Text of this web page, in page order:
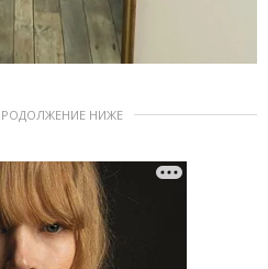
НИЖЕ